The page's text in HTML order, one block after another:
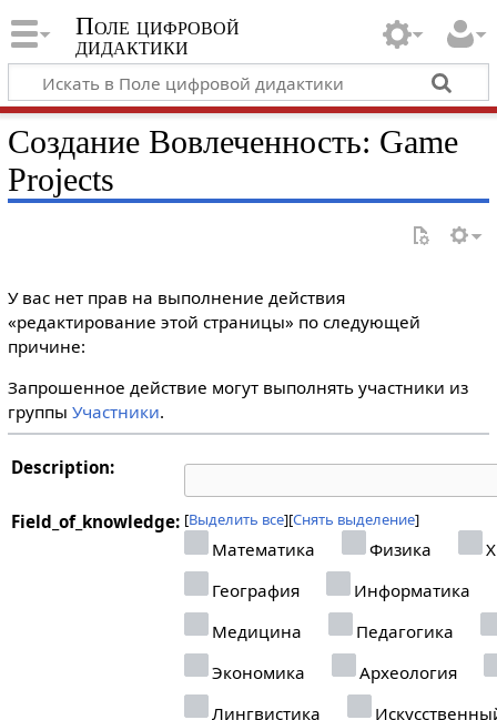
Поле цифровой
дидактики
Создание Вовлеченность: Game
Projects
У вас нет прав на выполнение действия
«редактирование этой страницы» по следующей
причине:
Запрошенное действие могут выполнять участники из
группы Участники.
Description:
Field_of_knowledge: Выделить все Снять выделение
Математика Физика
География
Информатика
Медицина
Педагогика
Экономика
Археология
Лингвистика